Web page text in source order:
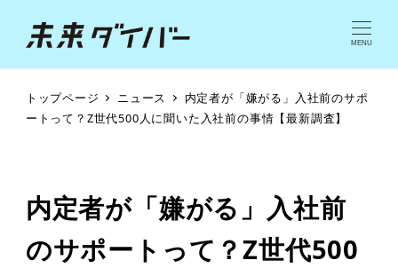
MENU
トップページ ニュース
内定者が「嫌がる」入社前のサポ
ートって？Z世代500人に聞いた入社前の事情【最新調査】
内定者が「嫌がる」入社前
のサポートって？Z世代500